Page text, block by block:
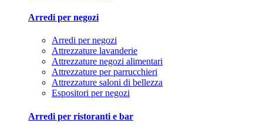
Arredi per negozi
Arredi per negozi
Attrezzature lavanderie
Attrezzature negozi alimentari
Attrezzature per parrucchieri
Attrezzature saloni di bellezza
Espositori per negozi
Arredi per ristoranti e bar